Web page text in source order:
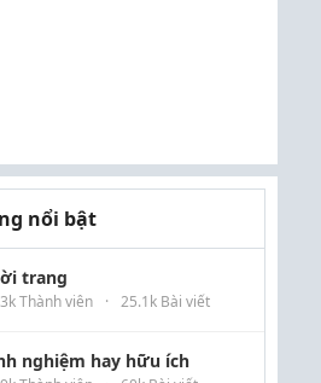
nổi bật
trang
Thành viên · 25.1k Bài viết
nghiệm hay hữu ích